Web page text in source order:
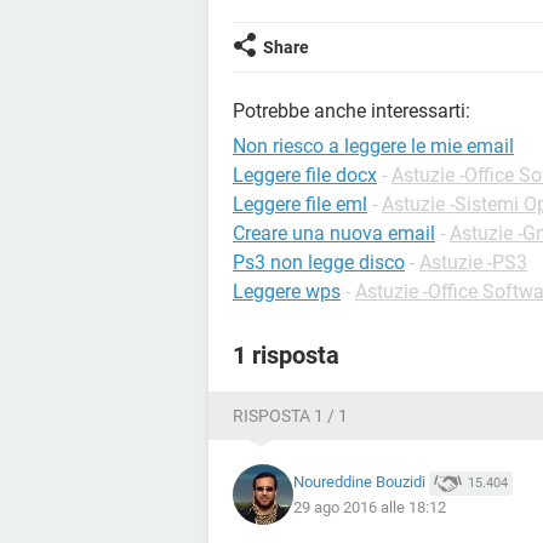
Share
Potrebbe anche interessarti:
Non riesco a leggere le mie email
Leggere file docx - Astuzie -Office
Leggere file eml - Astuzie -Sistemi
Creare una nuova email - Astuzie -
Ps3 non legge disco - Astuzie -PS3
Leggere wps - Astuzie -Office
1 risposta
RISPOSTA 1 / 1
Noureddine Bouzidi 15.404
29 ago 2016 alle 18:12